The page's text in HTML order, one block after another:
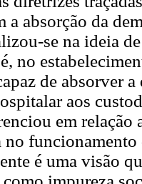
a absorção da
se na ideia
no
de absorver
aos
em
no
é uma visão